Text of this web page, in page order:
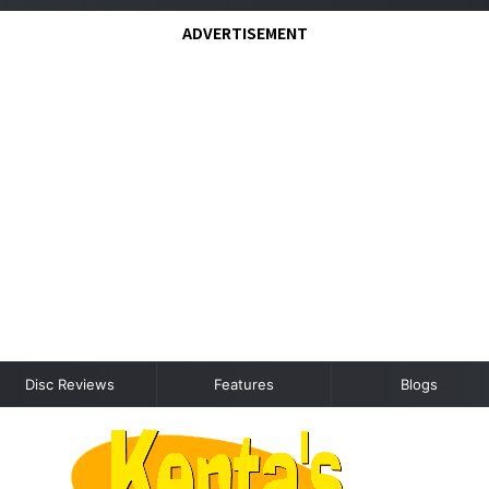
ADVERTISEMENT
Disc Reviews Features Blogs